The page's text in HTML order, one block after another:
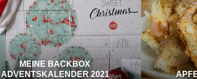
MEINE BACKBOX
ADVENTSKALENDER 2021